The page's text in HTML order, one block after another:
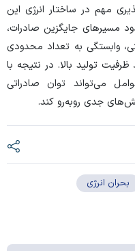
مهم در ساختار انرژی این
مسیرهای جایگزین صادرات،
وابستگی به تعداد محدودی
تولید بالا. در نتیجه با
می‌تواند توان صادراتی
جدی روبه‌رو کند.
بحران انرژی